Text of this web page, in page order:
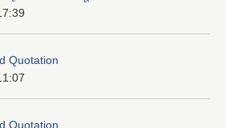
Quotation
Quotation